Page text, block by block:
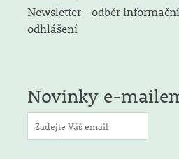
Newsletter - odběr
odhlášení
Novinky e-